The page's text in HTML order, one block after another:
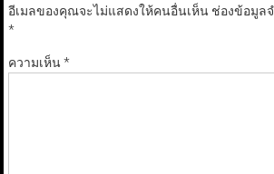
อีเมลของคุณจะไม่แสดงให้คนอื่นเห็น ช่องข้อมูล
*
ความเห็น*